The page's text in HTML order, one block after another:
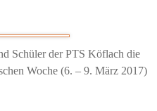
Schüler der PTS Köflach die
Woche (6. – 9. März 2017)